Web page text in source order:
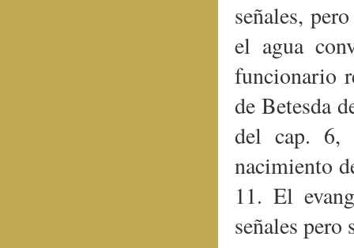
señales,
el agua
funcionario
de Betesda
del cap. 6,
nacimiento
11. El
señales pero